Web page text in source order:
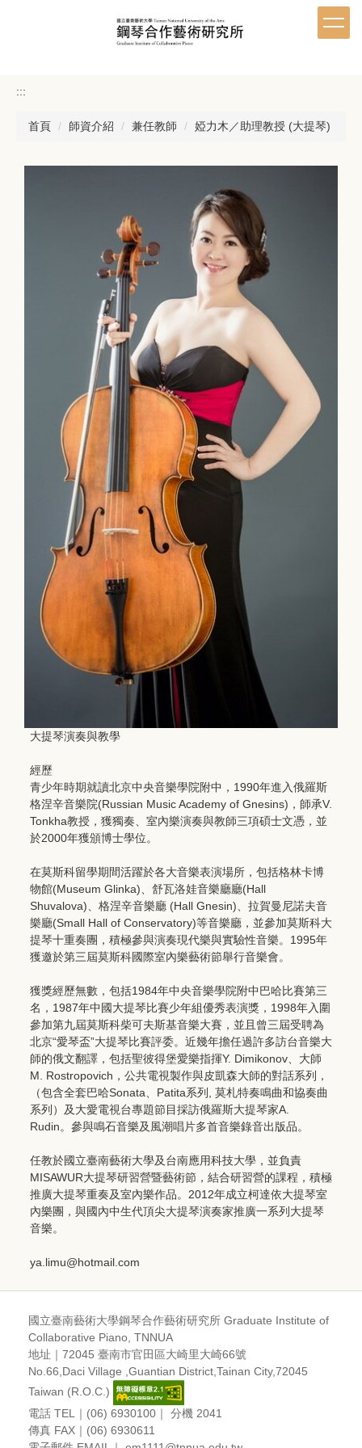
容:::
首頁 師資介紹 兼任教師 婭力木／助理教授 (大提琴)
大提琴演奏與教學
經歷
青少年時期就讀北京中央音樂學院附中，1990年進入俄羅斯
格涅辛音樂院(Russian Music Academy of Gnesins)，師承V.
Tonkha教授，獲獨奏、室內樂演奏與教師三項碩士文憑，並
於2000年獲頒博士學位。
在莫斯科留學期間活躍於各大音樂表演場所，包括格林卡博
物館(Museum Glinka)、舒瓦洛娃音樂廳廳(Hall
Shuvalova)、格涅辛音樂廳 (Hall Gnesin)、拉賀曼尼諾夫音
樂廳(Small Hall of Conservatory)等音樂廳，並參加莫斯科大
提琴十重奏團，積極參與演奏現代樂與實驗性音樂。1995年
獲邀於第三屆莫斯科國際室內樂藝術節舉行音樂會。
獲獎經歷無數，包括1984年中央音樂學院附中巴哈比賽第三
名，1987年中國大提琴比賽少年組優秀表演獎，1998年入圍
參加第九屆莫斯科柴可夫斯基音樂大賽，並且曾三屆受聘為
北京“愛琴盃”大提琴比賽評委。近幾年擔任過許多訪台音樂大
師的俄文翻譯，包括聖彼得堡愛樂指揮Y. Dimikonov、大師
M. Rostropovich，公共電視製作與皮凱森大師的對話系列，
（包含全套巴哈Sonata、Patita系列, 莫札特奏鳴曲和協奏曲
系列）及大愛電視台專題節目採訪俄羅斯大提琴家A.
Rudin。參與鳴石音樂及風潮唱片多首音樂錄音出版品。
任教於國立臺南藝術大學及台南應用科技大學，並負責
MISAWUR大提琴研習營暨藝術節，結合研習營的課程，積極
推廣大提琴重奏及室內樂作品。2012年成立柯達依大提琴室
內樂團，與國內中生代頂尖大提琴演奏家推廣一系列大提琴
音樂。
ya.limu@hotmail.com
國立臺南藝術大學鋼琴合作藝術研究所 Graduate Institute of
Collaborative Piano , TNNUA
地址｜72045 臺南市官田區大崎里大崎66號
No.66,Daci Village ,Guantian District,Tainan City,72045
Taiwan (R.O.C.)
電話 TEL｜(06) 6930100｜ 分機 2041
傳真 FAX｜(06) 6930611